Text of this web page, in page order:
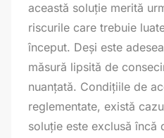
această soluție merită
riscurile care trebuie
început. Deși este
măsură lipsită de
nuanțată. Condițiile de
reglementate, există
soluție este exclusă încă